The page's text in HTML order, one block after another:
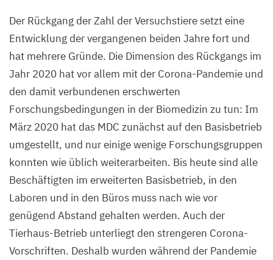
wegen
Corona-
Einschränkungen
Der Rückgang der Zahl der Versuchstiere setzt eine
Entwicklung der vergangenen beiden Jahre fort und
hat mehrere Gründe. Die Dimension des Rückgangs im
Jahr 2020 hat vor allem mit der Corona-Pandemie und
den damit verbundenen erschwerten
Forschungsbedingungen in der Biomedizin zu tun: Im
März 2020 hat das MDC zunächst auf den Basisbetrieb
umgestellt, und nur einige wenige Forschungsgruppen
konnten wie üblich weiterarbeiten. Bis heute sind alle
Beschäftigten im erweiterten Basisbetrieb, in den
Laboren und in den Büros muss nach wie vor
genügend Abstand gehalten werden. Auch der
Tierhaus-Betrieb unterliegt den strengeren Corona-
Vorschriften. Deshalb wurden während der Pandemie